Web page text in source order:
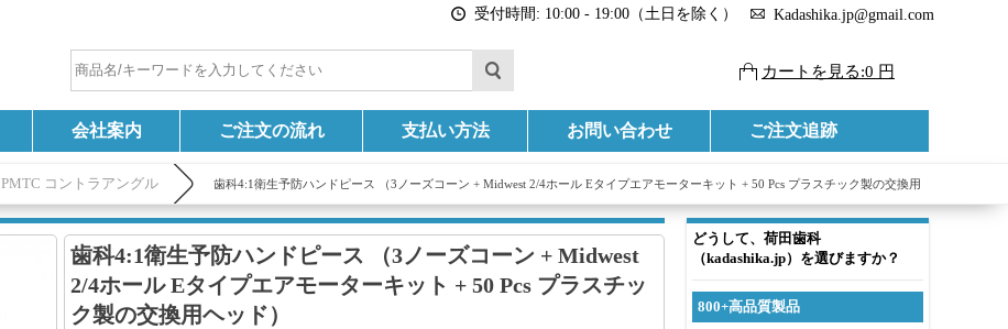
受付時間: 10:00 - 19:00（土日を除く） Kadashika.jp@gmail.com
カートを見る:0 円
会社案内 ご注文の流れ 支払い方法 お問い合わせ ご注文追跡
PMTC コントラアングル 歯科4:1衛生予防ハンドピース （3ノーズコーン + Midwest 2/4ホール Eタイプエアモーターキット + 50 Pcs プラスチック製の交換用
どうして、荷田歯科
（kadashika.jp）を選びますか？
800+高品質製品
歯科4:1衛生予防ハンドピース （3ノーズコーン + Midwest
2/4ホール Eタイプエアモーターキット + 50 Pcs プラスチッ
ク製の交換用ヘッド）